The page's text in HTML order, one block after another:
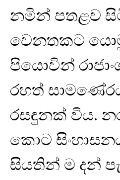
නමින් පතළව
වෙනතකට
පියොවින්
රහත්
රසඳුනක් විය.
කොට
සියතින් ම දන්